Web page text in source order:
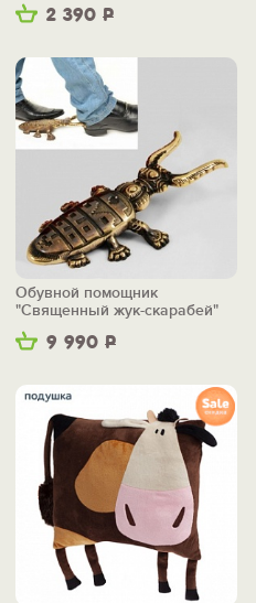
2 390 Р
9 990 Р
Обувной помощник
"Священный жук-скарабей"